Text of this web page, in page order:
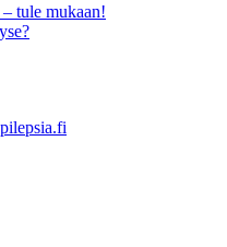
tule mukaan!